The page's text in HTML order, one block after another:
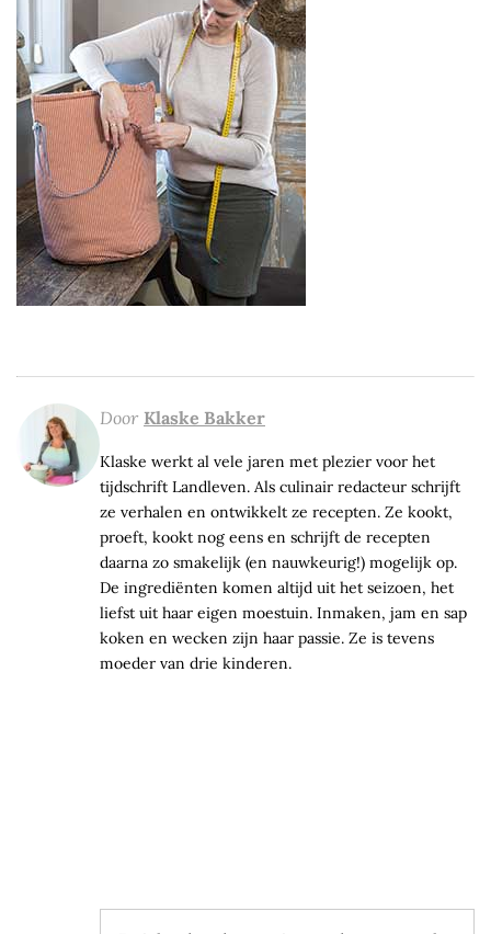
Door Klaske Bakker
Klaske werkt al vele jaren met plezier voor het
tijdschrift Landleven. Als culinair redacteur schrijft
ze verhalen en ontwikkelt ze recepten. Ze kookt,
proeft, kookt nog eens en schrijft de recepten
daarna zo smakelijk (en nauwkeurig!) mogelijk op.
De ingrediënten komen altijd uit het seizoen, het
liefst uit haar eigen moestuin. Inmaken, jam en sap
koken en wecken zijn haar passie. Ze is tevens
moeder van drie kinderen.